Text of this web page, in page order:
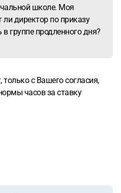
школе. Моя
директор по приказу
группе продленного дня?
с Вашего согласия,
часов за ставку